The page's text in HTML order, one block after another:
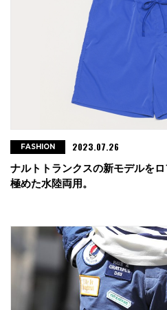
ナルトトランクスの新モデルを
極めた水陸両用。
FASHION 2023.07.26